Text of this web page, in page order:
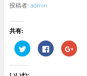
投稿者: admin
共有:
ク
リ
ク
F
a
ク
リ